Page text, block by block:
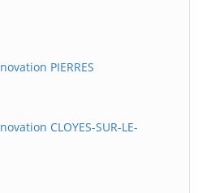
PIERRES
CLOYES-SUR-LE-